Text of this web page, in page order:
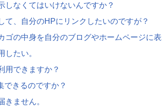
しなくてはいけないんですか？
て、自分のHPにリンクしたいのですが？
ゴの中身を自分のブログやホームページに
したい。
用できますか？
できるのですか？
きません。